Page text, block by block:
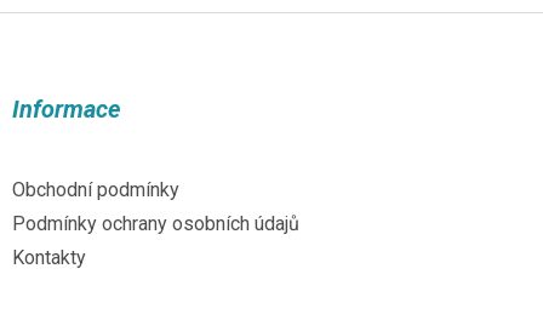
Informace
Obchodní podmínky
Podmínky ochrany osobních údajů
Kontakty